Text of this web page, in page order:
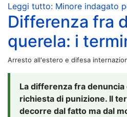
Leggi tutto: Minore indagato
Differenza fra
querela: i
Arresto all'estero e difesa
La differenza fra
richiesta di punizione. Il
decorre dal fatto ma dal